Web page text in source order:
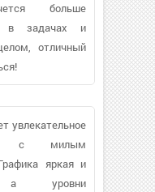
больше
в задачах и
отличный
увлекательное
с милым
яркая и
а уровни